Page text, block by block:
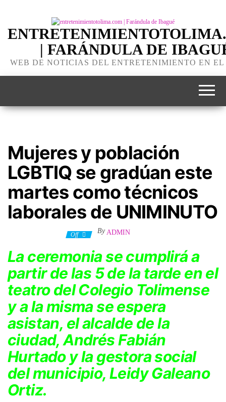
| FARÁNDULA DE
WEB DE NOTICIAS DEL ENTRETENIMIENTO EN
Mujeres y población
LGBTIQ se gradúan este
martes como técnicos
laborales de UNIMINUTO
Off By ADMIN
La ceremonia se cumplirá a
partir de las 5 de la tarde en el
teatro del Colegio Tolimense
y a la misma se espera
asistan, el alcalde de la
ciudad, Andrés Fabián
Hurtado y la gestora social
del municipio, Leidy Galeano
Ortiz.